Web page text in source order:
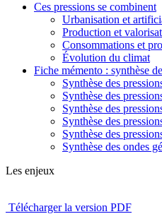
Ces pressions se combinent
Urbanisation et
Production et
Consommations et
Évolution du climat
Fiche mémento : synthèse
Synthèse des
Synthèse des
Synthèse des
Synthèse des
Synthèse des
Synthèse des ondes
Les enjeux
Télécharger la version PDF